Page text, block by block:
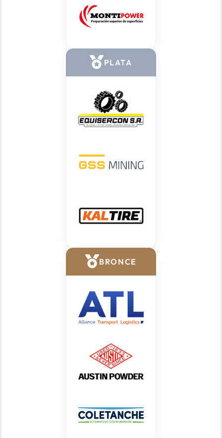
PLATA
BRONCE